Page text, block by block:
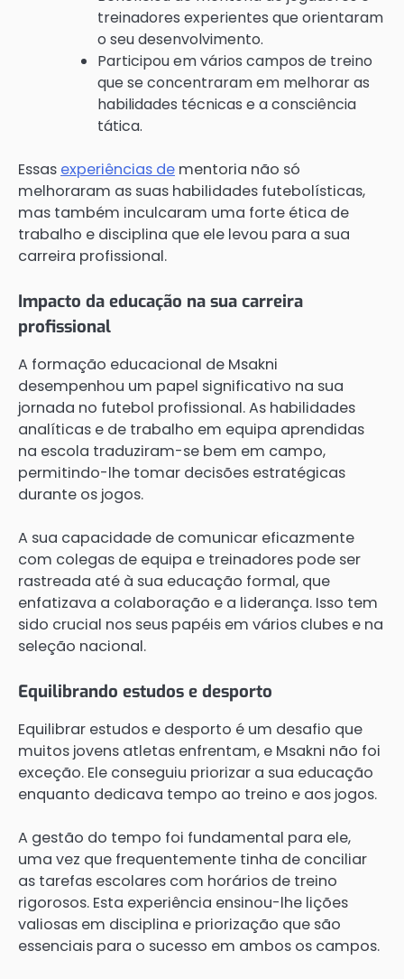
treinadores experientes que orientaram
o seu desenvolvimento.
Participou em vários campos de treino
que se concentraram em melhorar as
habilidades técnicas e a consciência
tática.
Essas experiências de mentoria não só
melhoraram as suas habilidades futebolísticas,
mas também inculcaram uma forte ética de
trabalho e disciplina que ele levou para a sua
carreira profissional.
Impacto da educação na sua carreira
profissional
A formação educacional de Msakni
desempenhou um papel significativo na sua
jornada no futebol profissional. As habilidades
analíticas e de trabalho em equipa aprendidas
na escola traduziram-se bem em campo,
permitindo-lhe tomar decisões estratégicas
durante os jogos.
A sua capacidade de comunicar eficazmente
com colegas de equipa e treinadores pode ser
rastreada até à sua educação formal, que
enfatizava a colaboração e a liderança. Isso tem
sido crucial nos seus papéis em vários clubes e na
seleção nacional.
Equilibrando estudos e desporto
Equilibrar estudos e desporto é um desafio que
muitos jovens atletas enfrentam, e Msakni não foi
exceção. Ele conseguiu priorizar a sua educação
enquanto dedicava tempo ao treino e aos jogos.
A gestão do tempo foi fundamental para ele,
uma vez que frequentemente tinha de conciliar
as tarefas escolares com horários de treino
rigorosos. Esta experiência ensinou-lhe lições
valiosas em disciplina e priorização que são
essenciais para o sucesso em ambos os campos.